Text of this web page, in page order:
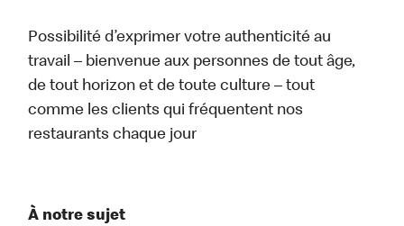
Possibilité d’exprimer votre authenticité au
travail – bienvenue aux personnes de tout âge,
de tout horizon et de toute culture – tout
comme les clients qui fréquentent nos
restaurants chaque jour
À notre sujet